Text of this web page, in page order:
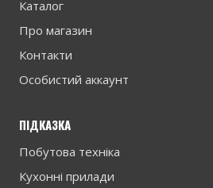
Каталог
Про магазин
Контакти
Особистий аккаунт
ПІДКАЗКА
Побутова техніка
Кухонні прилади